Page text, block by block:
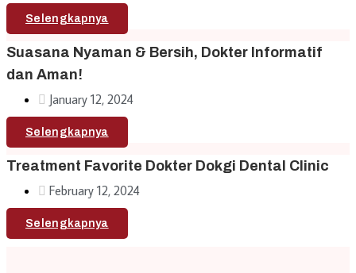
Selengkapnya
Suasana Nyaman & Bersih, Dokter Informatif
dan Aman!
January 12, 2024
Selengkapnya
Treatment Favorite Dokter Dokgi Dental Clinic
February 12, 2024
Selengkapnya